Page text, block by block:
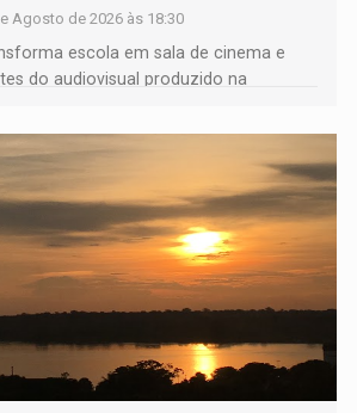
Agosto de 2026 às 18:30
escola em sala de cinema e
do audiovisual produzido na